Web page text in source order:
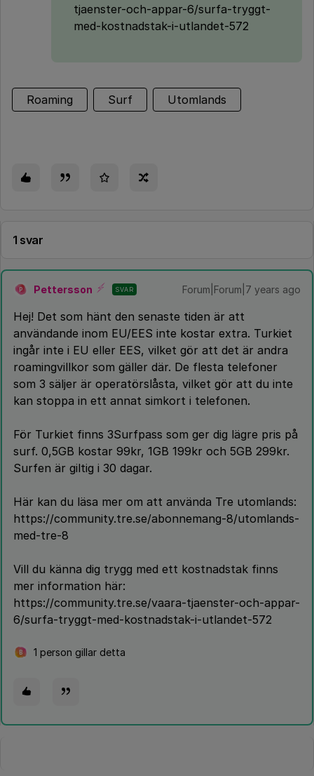
tjaenster-och-appar-6/surfa-tryggt-
med-kostnadstak-i-utlandet-572
Roaming Surf Utomlands
1 svar
P Pettersson SVAR Forum|Forum|7 years ago
Hej! Det som hänt den senaste tiden är att
användande inom EU/EES inte kostar extra. Turkiet
ingår inte i EU eller EES, vilket gör att det är andra
roamingvillkor som gäller där. De flesta telefoner
som 3 säljer är operatörslåsta, vilket gör att du inte
kan stoppa in ett annat simkort i telefonen.
För Turkiet finns 3Surfpass som ger dig lägre pris på
surf. 0,5GB kostar 99kr, 1GB 199kr och 5GB 299kr.
Surfen är giltig i 30 dagar.
Här kan du läsa mer om att använda Tre utomlands:
https://community.tre.se/abonnemang-8/utomlands-
med-tre-8
Vill du känna dig trygg med ett kostnadstak finns
mer information här:
https://community.tre.se/vaara-tjaenster-och-appar-
6/surfa-tryggt-med-kostnadstak-i-utlandet-572
B 1 person gillar detta